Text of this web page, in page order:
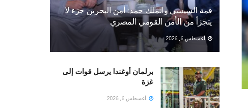
قمة السيسي والملك حمد: أمن البحرين جزء لا
يتجزأ من الأمن القومي المصري
أغسطس 6, 2026
برلمان أوغندا يرسل قوات إلى
غزة
أغسطس 6, 2026